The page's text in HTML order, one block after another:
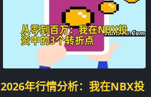
2026年行情分析：我在NBX投